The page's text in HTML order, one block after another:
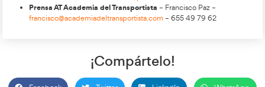
Estamos ante una tormenta perfecta: falta de relevo
de trabas formativas y nula adaptación tecnológica. Si no
Transportes muestra mayor